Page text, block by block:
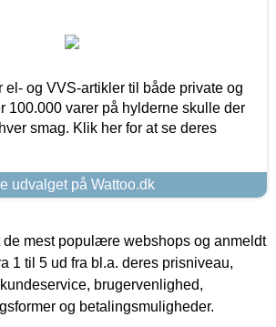
og VVS-artikler til både private og
100.000 varer på hylderne skulle der
smag. Klik her for at se deres
udvalget på Wattoo.dk
mest populære webshops og anmeldt
1 til 5 ud fra bl.a. deres prisniveau,
brugervenlighed,
og betalingsmuligheder.